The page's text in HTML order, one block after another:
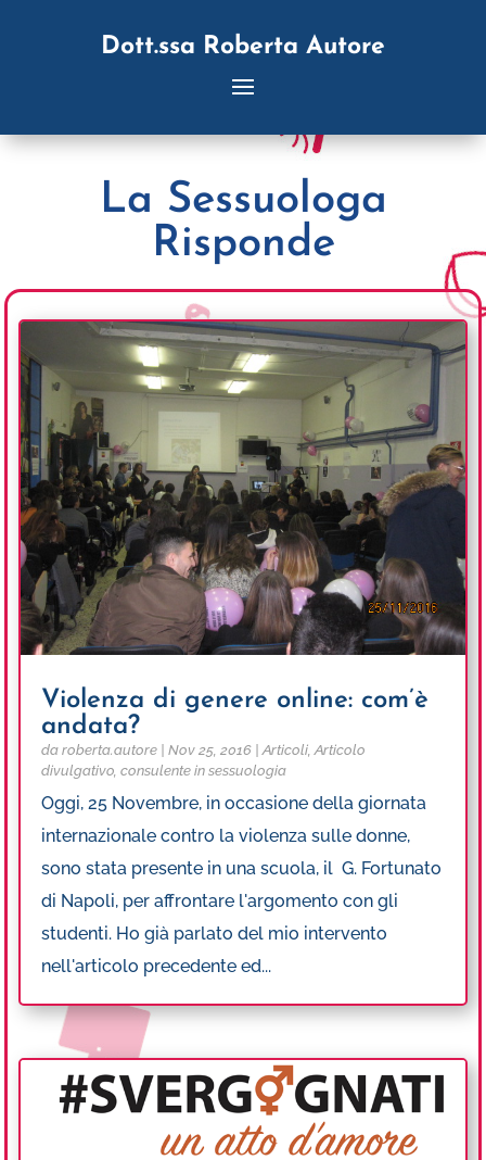
Dott.ssa Roberta Autore
La Sessuologa
Risponde
25novembre
Violenza di genere online: com’è
andata?
daroberta.autore |Nov 25, 2016 |Articoli,Articolo
divulgativo,consulente in sessuologia
Oggi, 25 Novembre, in occasione della giornata
internazionale contro la violenza sulle donne,
sono stata presente in una scuola, il G. Fortunato
di Napoli, per affrontare l'argomento con gli
studenti. Ho già parlato del mio intervento
nell'articolo precedente ed...